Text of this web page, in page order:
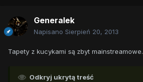
Generalek
Napisano Sierpień 20, 2013
Tapety z kucykami są zbyt mainstreamowe.
Odkryj ukrytą treść